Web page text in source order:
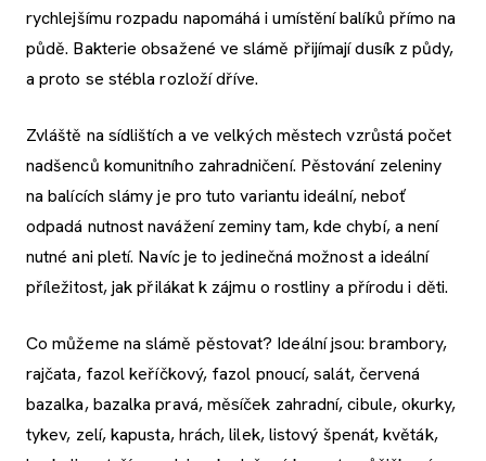
rychlejšímu rozpadu napomáhá i umístění balíků přímo na
půdě. Bakterie obsažené ve slámě přijímají dusík z půdy,
a proto se stébla rozloží dříve.
Zvláště na sídlištích a ve velkých městech vzrůstá počet
nadšenců komunitního zahradničení. Pěstování zeleniny
na balících slámy je pro tuto variantu ideální, neboť
odpadá nutnost navážení zeminy tam, kde chybí, a není
nutné ani pletí. Navíc je to jedinečná možnost a ideální
příležitost, jak přilákat k zájmu o rostliny a přírodu i děti.
Co můžeme na slámě pěstovat? Ideální jsou: brambory,
rajčata, fazol keříčkový, fazol pnoucí, salát, červená
bazalka, bazalka pravá, měsíček zahradní, cibule, okurky,
tykev, zelí, kapusta, hrách, lilek, listový špenát, květák,